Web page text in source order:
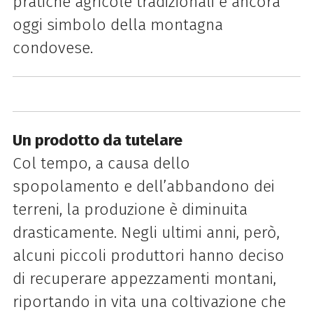
oggi simbolo della montagna
condovese.
Un prodotto da tutelare
Col tempo, a causa dello
spopolamento e dell’abbandono dei
terreni, la produzione è diminuita
drasticamente. Negli ultimi anni, però,
alcuni piccoli produttori hanno deciso
di recuperare appezzamenti montani,
riportando in vita una coltivazione che